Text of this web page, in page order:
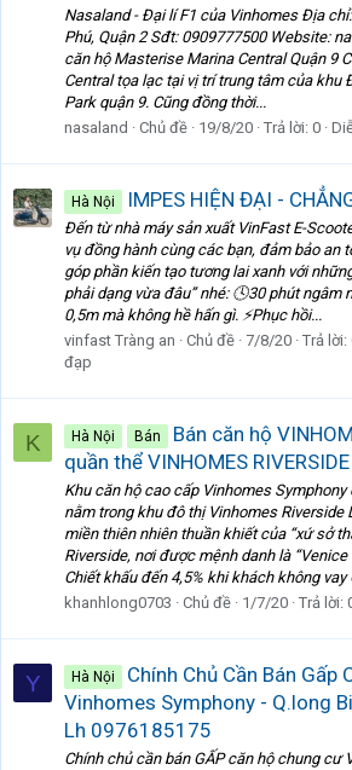
Nasaland - Đại lí F1 của Vinhomes Địa
Phú, Quận 2 Sđt: 0909777500 Website:
căn hộ Masterise Marina Central Quận 9
Central tọa lạc tại vị trí trung tâm của khu
Park quận 9. Cũng đồng thời...
nasaland
Chủ đề 19/8/20 Trả lời: 0
Hà Nội IMPES HIỆN ĐẠI -
Đến từ nhà máy sản xuất VinFast E-
vụ đồng hành cùng các bạn, đảm bảo an
góp phần kiến tạo tương lai xanh với
phải dạng vừa đâu” nhé: 🕓30 phút ngâm
0,5m mà không hề hấn gì. ⚡Phục hồi...
vinfast Tràng an
Chủ đề 7/8/20 Trả lời:
đạp
K Hà Nội Bán
Bán căn hộ
quần thể VINHOMES
Khu căn hộ cao cấp Vinhomes
nằm trong khu đô thị Vinhomes Riverside
miền thiên nhiên thuần khiết của “xứ sở
Riverside, nơi được mệnh danh là
Chiết khấu đến 4,5% khi khách không vay
khanhlong0703
Chủ đề 1/7/20 Trả lời:
Y Hà Nội
Chính Chủ Cần Bán Gấp
Vinhomes Symphony - Q.long
Lh 0976185175
Chính chủ cần bán GẤP căn hộ chung cư